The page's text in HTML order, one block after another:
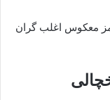
معکوس اغلب گران